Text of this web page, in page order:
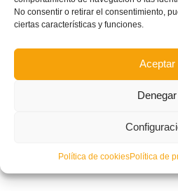
No consentir o retirar el consentimiento,
ciertas características y funciones.
Aceptar
Denegar
Política de cookiesPolítica de